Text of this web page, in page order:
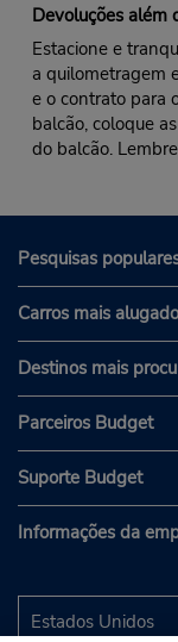
Devoluções além
Estacione e
a quilometragem
e o contrato para
balcão, coloque
do balcão.
Pesquisas
Carros mais
Destinos mais
Parceiros Budget
Suporte Budget
Informações da